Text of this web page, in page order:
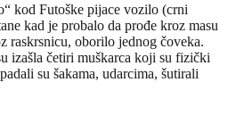
kod Futoške pijace vozilo (crni
kad je probalo da prođe kroz masu
oborilo jednog čoveka.
izašla četiri muškarca koji su fizički
su šakama, udarcima, šutirali